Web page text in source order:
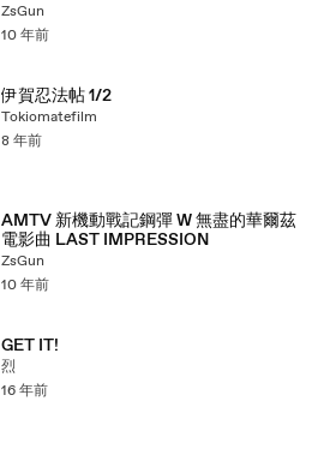
ZsGun
10 年前
伊賀忍法帖 1/2
Tokiomatefilm
8 年前
AMTV 新機動戰記鋼彈 W 無盡的華爾茲
電影曲 LAST IMPRESSION
ZsGun
10 年前
GET IT!
烈
16 年前